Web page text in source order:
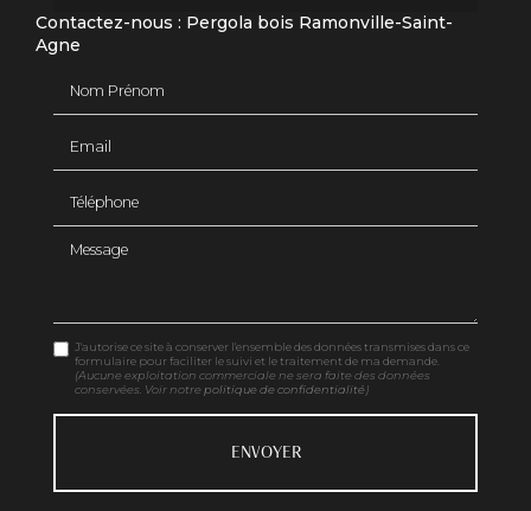
Contactez-nous : Pergola bois Ramonville-Saint-
Agne
Message
J'autorise ce site à conserver l'ensemble des données transmises dans ce
formulaire pour faciliter le suivi et le traitement de ma demande.
(Aucune exploitation commerciale ne sera faite des données
conservées. Voir notre politique de confidentialité)